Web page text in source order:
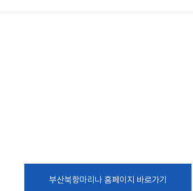
부산북항마리나 홈페이지 바로가기